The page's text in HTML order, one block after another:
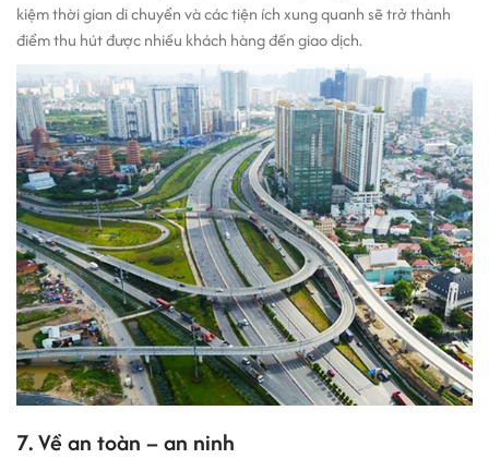
kiệm thời gian di chuyển và các tiện ích xung quanh sẽ trở thành
điểm thu hút được nhiều khách hàng đến giao dịch.
7. Về an toàn – an ninh